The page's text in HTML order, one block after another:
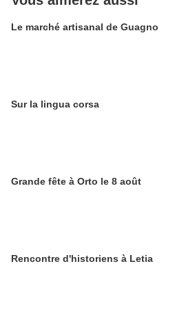
Le marché artisanal de Guagno
Sur la lingua corsa
Grande fête à Orto le 8 août
Rencontre d'historiens à Letia